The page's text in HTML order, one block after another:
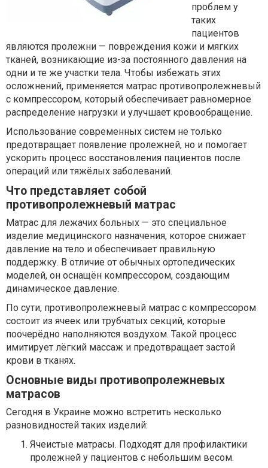
проблем у
таких
пациентов
являются пролежни — повреждения кожи и мягких
тканей, возникающие из-за постоянного давления на
одни и те же участки тела. Чтобы избежать этих
осложнений, применяется матрас противопролежневый
с компрессором, который обеспечивает равномерное
распределение нагрузки и улучшает кровообращение.
Использование современных систем не только
предотвращает появление пролежней, но и помогает
ускорить процесс восстановления пациентов после
операций или тяжёлых заболеваний.
Что представляет собой
противопролежневый матрас
Матрас для лежачих больных — это специальное
изделие медицинского назначения, которое снижает
давление на тело и обеспечивает правильную
поддержку. В отличие от обычных ортопедических
моделей, он оснащён компрессором, создающим
динамическое давление.
По сути, противопролежневый матрас с компрессором
состоит из ячеек или трубчатых секций, которые
поочерёдно наполняются воздухом. Такой процесс
имитирует лёгкий массаж и предотвращает застой
крови в тканях.
Основные виды противопролежневых
матрасов
Сегодня в Украине можно встретить несколько
разновидностей таких изделий:
Ячеистые матрасы. Подходят для профилактики
пролежней у пациентов с небольшим весом.